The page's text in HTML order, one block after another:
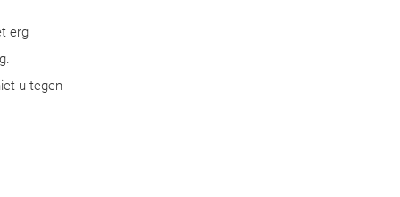
erg
u tegen